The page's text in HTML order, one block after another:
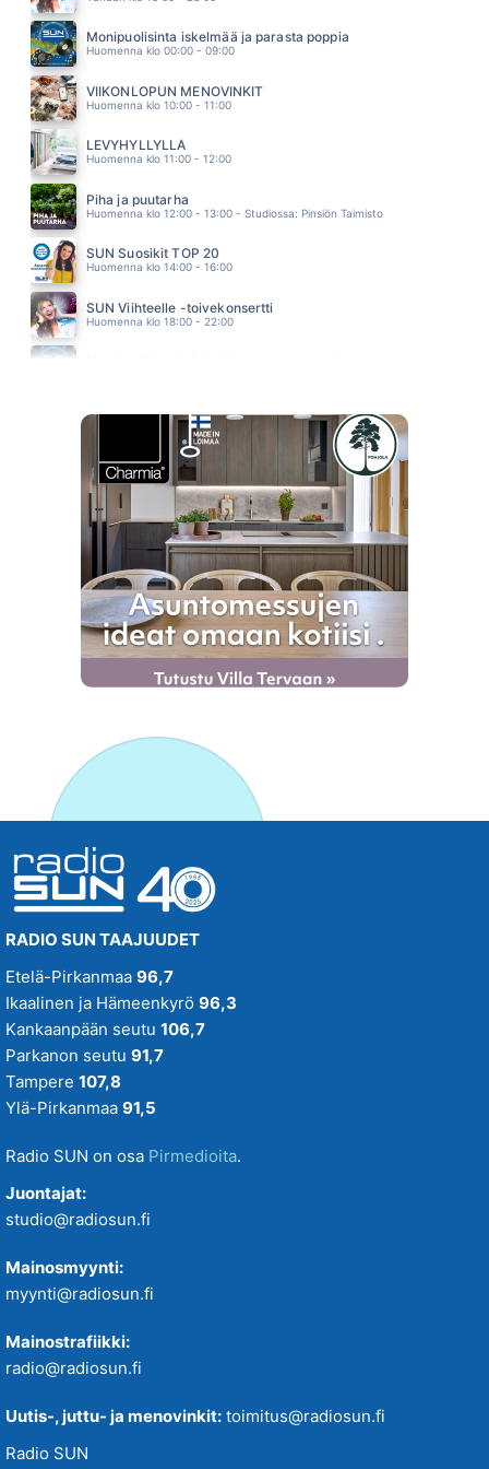
CHRISTIE
09.51
ARTTU WISKARI feat. Leavings-Orkesteri
09.47
Monipuolisinta iskelmää ja parasta poppia
Huomenna klo 00:00 - 09:00
VIIKONLOPUN MENOVINKIT
Huomenna klo 10:00 - 11:00
LEVYHYLLYLLÄ
Huomenna klo 11:00 - 12:00
Piha ja puutarha
Huomenna klo 12:00 - 13:00 - Studiossa: Pinsiön Taimisto
SUN Suosikit TOP 20
Huomenna klo 14:00 - 16:00
SUN Viihteelle -toivekonsertti
Huomenna klo 18:00 - 22:00
RADIO SUN TAAJUUDET
Etelä-Pirkanmaa 96,7
Ikaalinen ja Hämeenkyrö 96,3
Kankaanpään seutu 106,7
Parkanon seutu 91,7
Tampere 107,8
Ylä-Pirkanmaa 91,5
Radio SUN on osa Pirmedioita.
Juontajat:
studio@radiosun.fi
Mainosmyynti:
myynti@radiosun.fi
Mainostrafiikki:
radio@radiosun.fi
Uutis-, juttu- ja menovinkit: toimitus@radiosun.fi
Radio SUN